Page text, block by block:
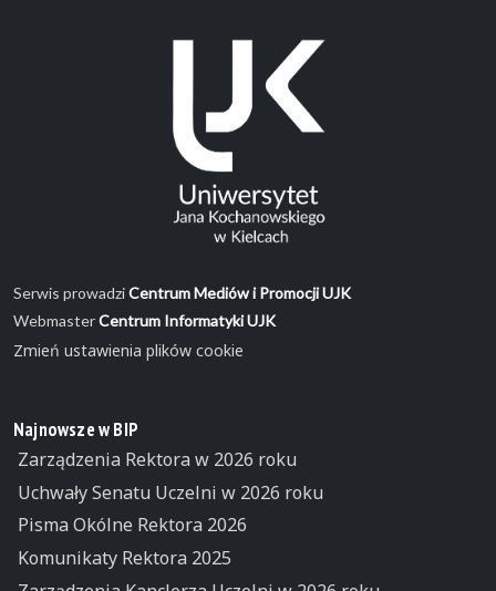
Serwis prowadziCentrum Mediów i Promocji UJK
WebmasterCentrum Informatyki UJK
Zmień ustawienia plików cookie
Najnowsze w BIP
Zarządzenia Rektora w 2026 roku
Uchwały Senatu Uczelni w 2026 roku
Pisma Okólne Rektora 2026
Komunikaty Rektora 2025